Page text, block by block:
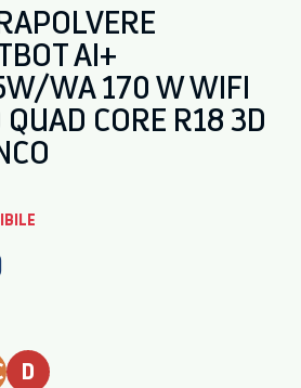
AI+
WA 170 W WIFI
CORE R18 3D
D